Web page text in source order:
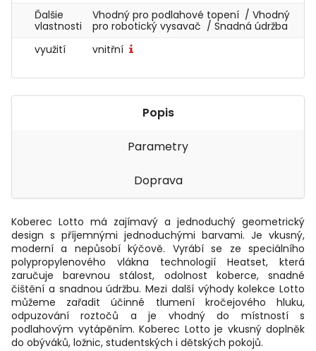
Ďalšie
vlastnosti
Vhodný pro podlahové topení / Vhodný
pro robotický vysavač / Snadná údržba
využití
vnitřní
Popis
Parametry
Doprava
Koberec Lotto má zajímavý a jednoduchý geometrický
design s příjemnými jednoduchými barvami. Je vkusný,
moderní a nepůsobí kýčově. Vyrábí se ze speciálního
polypropylenového vlákna technologií Heatset, která
zaručuje barevnou stálost, odolnost koberce, snadné
čištění a snadnou údržbu. Mezi další výhody kolekce Lotto
můžeme zařadit účinné tlumení kročejového hluku,
odpuzování roztočů a je vhodný do místností s
podlahovým vytápěním. Koberec Lotto je vkusný doplněk
do obýváků, ložnic, studentských i dětských pokojů.